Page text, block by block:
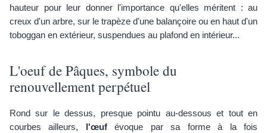
hauteur pour leur donner l'importance qu'elles méritent : au
creux d'un arbre, sur le trapèze d'une balançoire ou en haut d'un
toboggan en extérieur, suspendues au plafond en intérieur...
L'oeuf de Pâques, symbole du
renouvellement perpétuel
Rond sur le dessus, presque pointu au-dessous et tout en
courbes ailleurs, l'œufévoque par sa forme à la fois